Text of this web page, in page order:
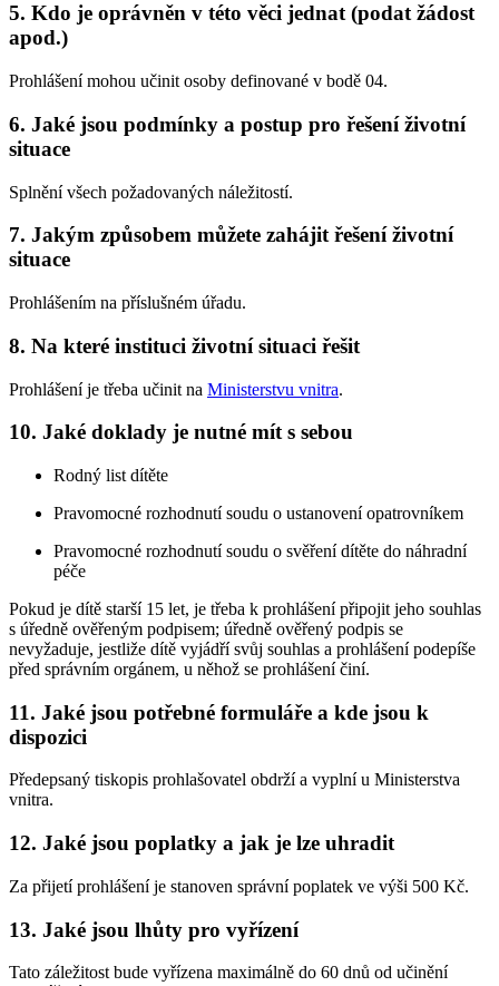
5. Kdo je oprávněn v této věci jednat (podat žádost
apod.)
Prohlášení mohou učinit osoby definované v bodě 04.
6. Jaké jsou podmínky a postup pro řešení životní
situace
Splnění všech požadovaných náležitostí.
7. Jakým způsobem můžete zahájit řešení životní
situace
Prohlášením na příslušném úřadu.
8. Na které instituci životní situaci řešit
Prohlášení je třeba učinit na Ministerstvu vnitra.
10. Jaké doklady je nutné mít s sebou
Rodný list dítěte
Pravomocné rozhodnutí soudu o ustanovení opatrovníkem
Pravomocné rozhodnutí soudu o svěření dítěte do náhradní
péče
Pokud je dítě starší 15 let, je třeba k prohlášení připojit jeho souhlas
s úředně ověřeným podpisem; úředně ověřený podpis se
nevyžaduje, jestliže dítě vyjádří svůj souhlas a prohlášení podepíše
před správním orgánem, u něhož se prohlášení činí.
11. Jaké jsou potřebné formuláře a kde jsou k
dispozici
Předepsaný tiskopis prohlašovatel obdrží a vyplní u Ministerstva
vnitra.
12. Jaké jsou poplatky a jak je lze uhradit
Za přijetí prohlášení je stanoven správní poplatek ve výši 500 Kč.
13. Jaké jsou lhůty pro vyřízení
Tato záležitost bude vyřízena maximálně do 60 dnů od učinění